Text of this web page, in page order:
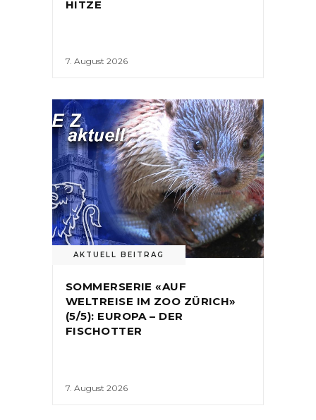
HITZE
7. August 2026
AKTUELL BEITRAG
SOMMERSERIE «AUF
WELTREISE IM ZOO ZÜRICH»
(5/5): EUROPA – DER
FISCHOTTER
7. August 2026